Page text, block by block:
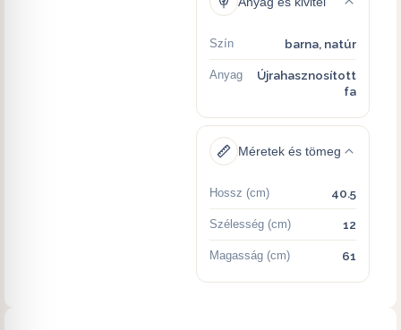
Szín barna, natúr
Anyag
Újrahasznosított
fa
Méretek és tömeg
Hossz (cm) 40.5
Szélesség (cm) 12
Magasság (cm) 61